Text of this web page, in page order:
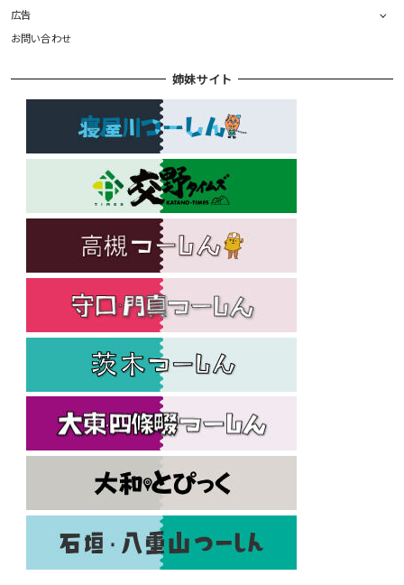
広告
お問い合わせ
姉妹サイト